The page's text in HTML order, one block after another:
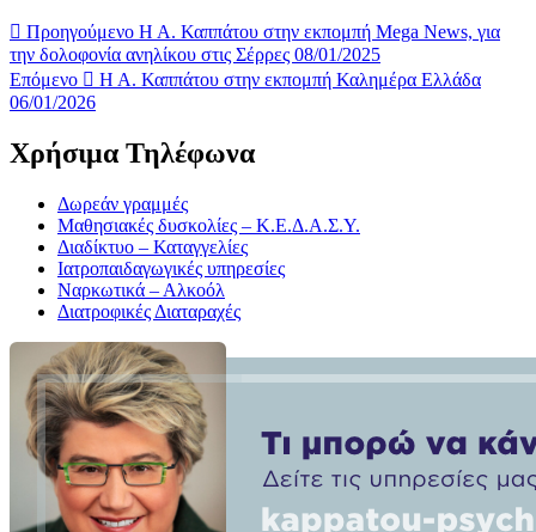
Προηγούμενο Η Α. Καππάτου στην εκπομπή Mega News, για
την δολοφονία ανηλίκου στις Σέρρες 08/01/2025
Επόμενο
Η Α. Καππάτου στην εκπομπή Καλημέρα Ελλάδα
06/01/2026
Χρήσιμα Τηλέφωνα
Δωρεάν γραμμές
Μαθησιακές δυσκολίες – Κ.Ε.Δ.Α.Σ.Υ.
Διαδίκτυο – Καταγγελίες
Ιατροπαιδαγωγικές υπηρεσίες
Ναρκωτικά – Αλκοόλ
Διατροφικές Διαταραχές